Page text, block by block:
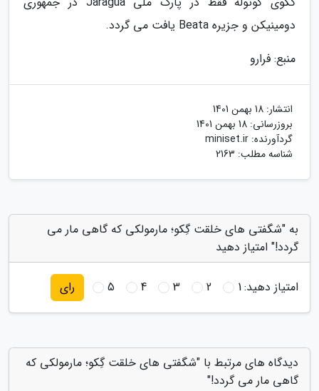
دومینیکن و جزیره Beata یافت می گردد.
منبع: فرارو
انتشار: 18 بهمن 1401
بروزرسانی: 18 بهمن 1401
گردآورنده: miniset.ir
شناسه مطلب: 2163
به "شگفتی های خلقت گِکو؛ مارمولکی که گاهی مار می
گردد!" امتیاز دهید
امتیاز دهید:1
2
3
4
5 رای
دیدگاه های مرتبط با "شگفتی های خلقت گِکو؛ مارمولکی که
گاهی مار می گردد!"